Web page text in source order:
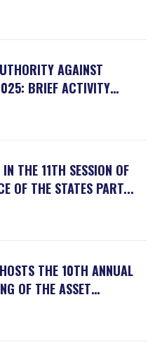
AGAINST
BRIEF ACTIVITY
THE 11TH SESSION OF
OF THE STATES PART...
THE 10TH ANNUAL
OF THE ASSET